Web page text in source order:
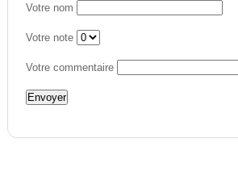
Votre nom
Votre note
Votre commentaire